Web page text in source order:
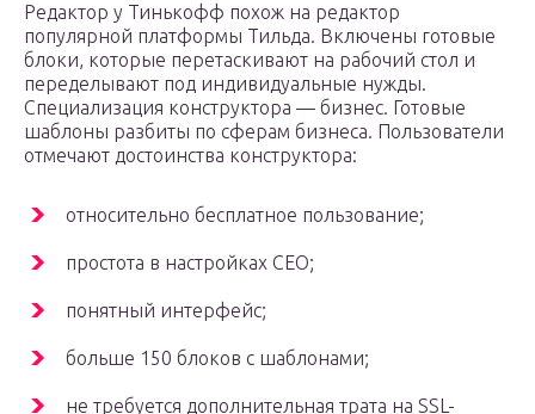
Редактор у Тинькофф похож на редактор
популярной платформы Тильда. Включены готовые
блоки, которые перетаскивают на рабочий стол и
переделывают под индивидуальные нужды.
Специализация конструктора — бизнес. Готовые
шаблоны разбиты по сферам бизнеса. Пользователи
отмечают достоинства конструктора:
относительно бесплатное пользование;
простота в настройках СЕО;
понятный интерфейс;
больше 150 блоков с шаблонами;
не требуется дополнительная трата на SSL-